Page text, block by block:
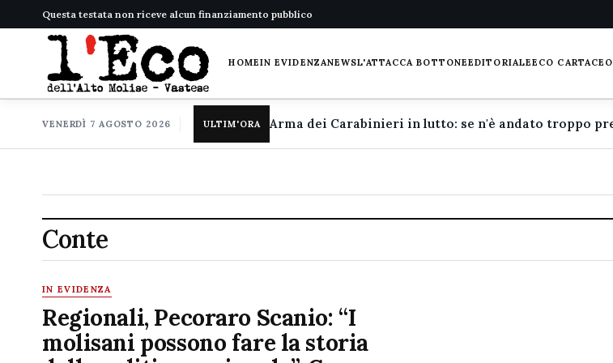
Questa testata non riceve alcun finanziamento pubblico
HOMEIN EVIDENZANEWSL'ATTACCA BOTTONEEDITORIALEECO CARTACEO
VENERDÌ 7 AGOSTO 2026 ULTIM'ORA
Conte
IN EVIDENZA
Regionali, Pecoraro Scanio: “I
molisani possono fare la storia